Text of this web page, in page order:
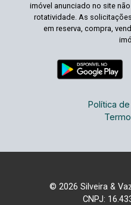
imóvel anunciado no site
rotatividade. As
em reserva, compra,
Política
© 2026 Silveira &
CNPJ: